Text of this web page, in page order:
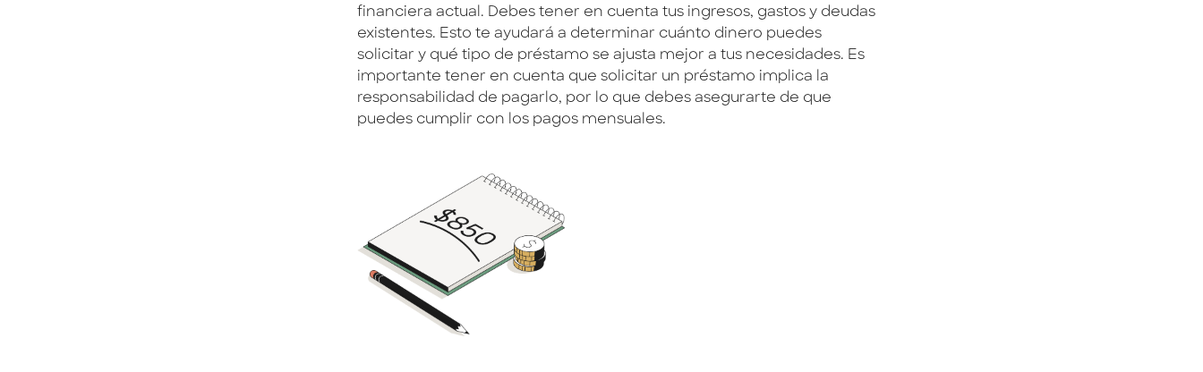
financiera actual. Debes tener en cuenta tus ingresos, gastos y deudas
existentes. Esto te ayudará a determinar cuánto dinero puedes
solicitar y qué tipo de préstamo se ajusta mejor a tus necesidades. Es
importante tener en cuenta que solicitar un préstamo implica la
responsabilidad de pagarlo, por lo que debes asegurarte de que
puedes cumplir con los pagos mensuales.